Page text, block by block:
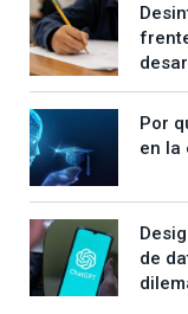
Por
en la
de